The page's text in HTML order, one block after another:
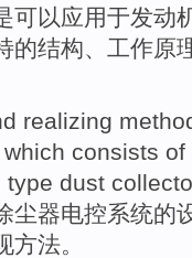
可以应用于发动
的结构、 工作原
realizing
which consists of
type dust
尘器电控系统的
方法。